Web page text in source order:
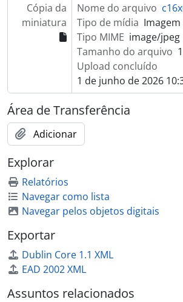
Cópia da
miniatura
Nome do arquivo
Tipo de mídia Imagem
Tipo MIME image/jpeg
Tamanho do arquivo
Upload concluído
1 de junho de 2026
Área de Transferência
Adicionar
Explorar
Relatórios
Navegar como lista
Navegar pelos objetos digitais
Exportar
Dublin Core 1.1 XML
EAD 2002 XML
Assuntos relacionados